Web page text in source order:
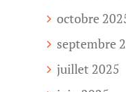
octobre
septembre
juillet 2025